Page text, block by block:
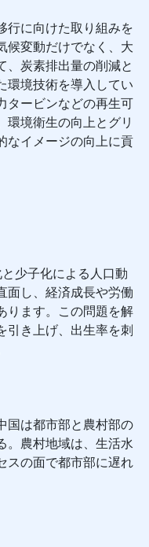
行に向けた取り組みを
候変動だけでなく、大
、炭素排出量の削減と
環境技術を導入してい
タービンなどの再生可
環境衛生の向上とグリ
なイメージの向上に貢
少子化による人口動
面し、経済成長や労働
ります。この問題を解
引き上げ、出生率を刺
国は都市部と農村部の
。農村地域は、生活水
スの面で都市部に遅れ